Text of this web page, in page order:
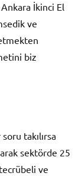
İkinci El
ve
biz
takılırsa
sektörde 25
ve